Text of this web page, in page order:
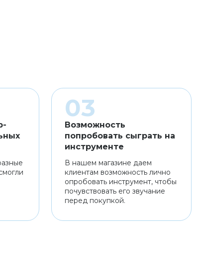
Возможность
попробовать сыграть на
инструменте
В нашем магазине даем
клиентам возможность лично
опробовать инструмент, чтобы
почувствовать его звучание
перед покупкой.